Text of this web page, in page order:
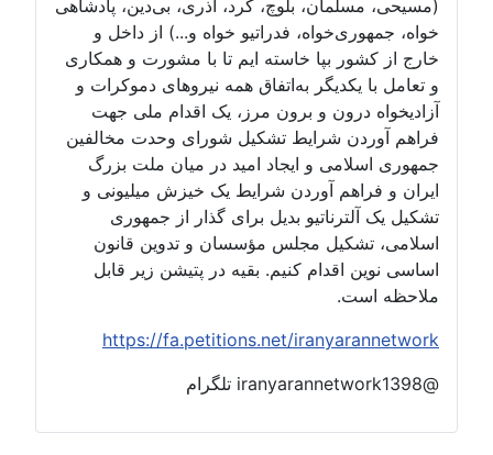
(مسیحی، مسلمان، بلوچ، کرد، آذری، بی‌دین، پادشاهی
خواه، جمهوری‌خواه، فدراتیو خواه و...) از داخل و
خارج از کشور بپا خاسته ایم تا با مشورت و همکاری
و تعامل با یکدیگر به‌اتفاق همه نیروهای دموکرات و
آزادیخواه درون و برون مرز، یک اقدام ملی جهت
فراهم آوردن شرایط تشکیل شورای وحدت مخالفین
جمهوری اسلامی و ایجاد امید در میان ملت بزرگ
ایران و فراهم آوردن شرایط یک خیزش میلیونی و
تشکیل یک آلترناتیو بدیل برای گذار از جمهوری
اسلامی، تشکیل مجلس مؤسسان و تدوین قانون
اساسی نوین اقدام کنیم. بقیه در پتیشن زیر قابل
ملاحظه است.
https://fa.petitions.net/iranyarannetwork
@iranyarannetwork1398 تلگرام